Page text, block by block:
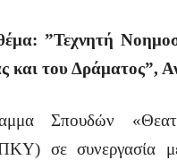
”Τεχνητή
και του Δράματος”,
Σπουδών
σε συνεργασία